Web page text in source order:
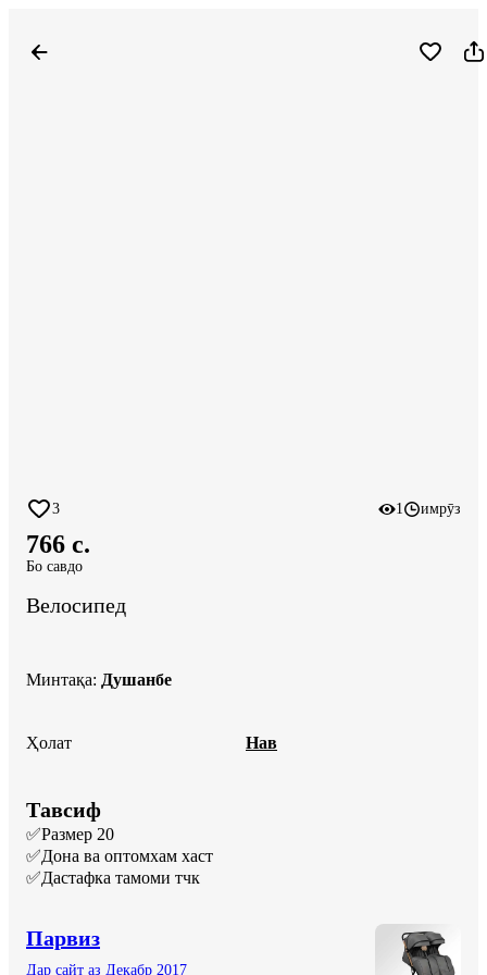
3 1 имрӯз
766 c.
Бо савдо
Велосипед
Минтақа: Душанбе
Ҳолат Нав
Тавсиф
✅Размер 20
✅Дона ва оптомхам хаст
✅Дастафка тамоми тчк
Парвиз
Дар сайт аз Декабр 2017